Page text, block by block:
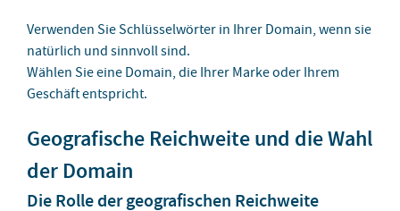
Verwenden Sie Schlüsselwörter in Ihrer Domain, wenn sie
natürlich und sinnvoll sind.
Wählen Sie eine Domain, die Ihrer Marke oder Ihrem
Geschäft entspricht.
Geografische Reichweite und die Wahl
der Domain
Die Rolle der geografischen Reichweite